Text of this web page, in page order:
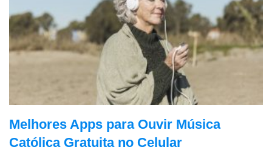
Melhores Apps para Ouvir Música
Católica Gratuita no Celular